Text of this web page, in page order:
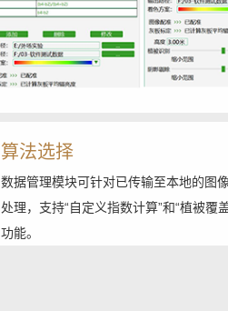
算法选择
数据管理模块可针对已传输至本地的图
处理，支持“自定义指数计算”和“植被覆
功能。